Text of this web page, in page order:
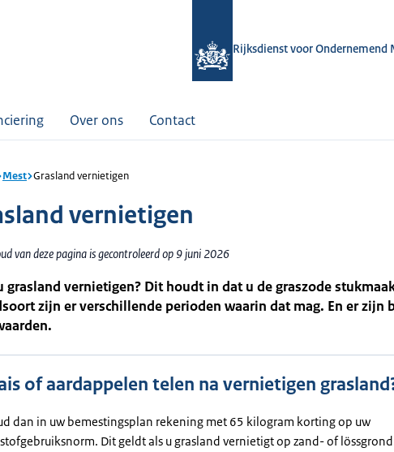
Rijksdienst voor Ondernemend
Over ons Contact
Mest Grasland vernietigen
vernietigen
van deze pagina is gecontroleerd op 9 juni 2026
grasland vernietigen? Dit houdt in dat u de graszode
zijn er verschillende perioden waarin dat mag. En er zijn
of aardappelen telen na vernietigen
dan in uw bemestingsplan rekening met 65 kilogram korting op uw
Dit geldt als u grasland vernietigt op zand- of